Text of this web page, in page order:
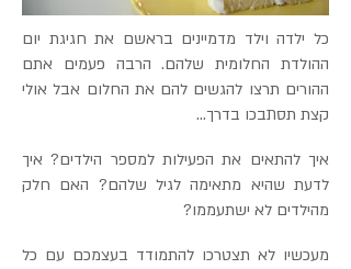
כל ילדה וילד מדמיינים בראשם את חגיגת יום
ההולדת החלומית שלהם. הרבה פעמים אתם
ההורים תרצו להגשים להם את החלום אבל אולי
קצת תסתבכו בדרך...
איך להתאים את הפעילות למספר הילדים? איך
לדעת שהיא מתאימה לגיל שלהם? האם חלק
מהילדים לא ישתעממו?
מעכשיו לא תצטרכו להתמודד בעצמכם עם כל